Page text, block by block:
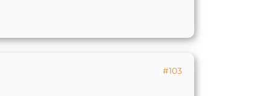
#103